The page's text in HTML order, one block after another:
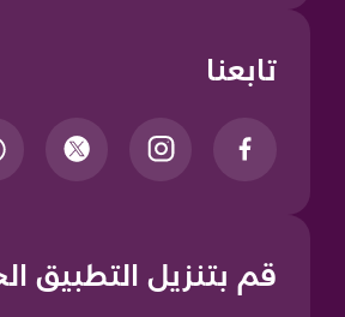
تابعنا
قم بتنزيل التطبيق